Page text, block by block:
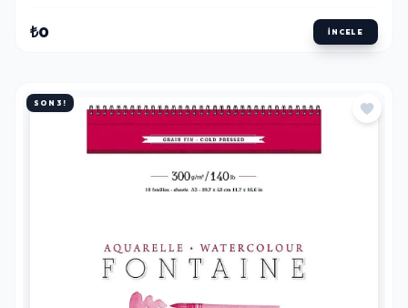
₺0 İNCELE
SON 3!